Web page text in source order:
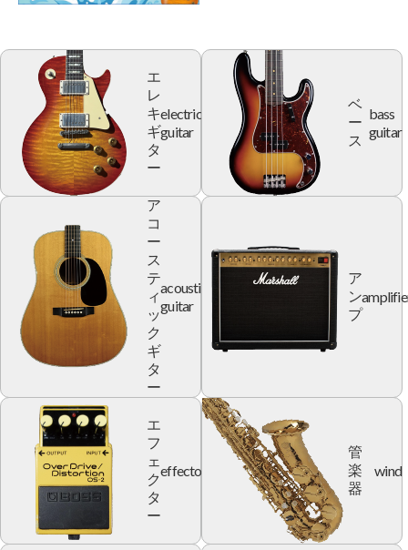
エ
レ
キ
ギ
タ
ー
electric
guitar
ベ
ー
ス
bass
guitar
ア
コ
ー
ス
テ
ィ
ッ
ク
ギ
タ
ー
acoustic
guitar
ア
ン
プ
エ
フ
ェ
ク
タ
ー
effector
管
楽
器
wind